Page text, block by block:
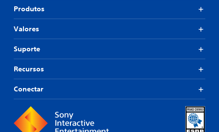
Produtos
Valores
Suporte
Recursos
Conectar